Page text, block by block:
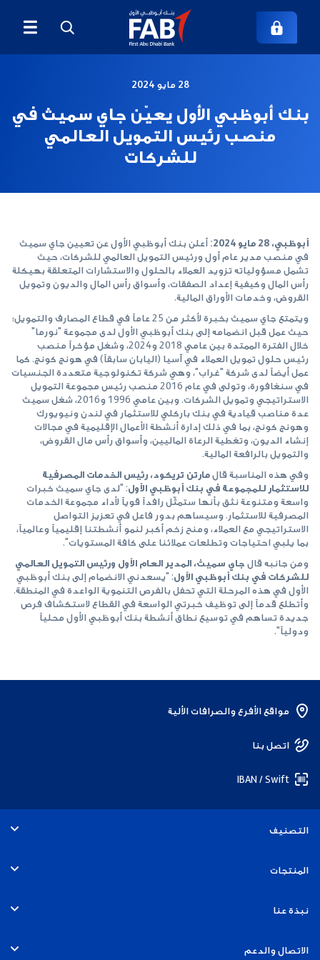
28 مايو 2024
بنك أبوظبي الأول يعيّن جاي سميث في
منصب رئيس التمويل العالمي
للشركات
أبوظبي، 28 مايو 2024:
أعلن بنك أبوظبي الأول عن تعيين جاي سميث
في منصب مدير عام أول ورئيس التمويل العالمي للشركات، حيث
تشمل مسؤولياته تزويد العملاء بالحلول والاستشارات المتعلقة بهيكلة
رأس المال وكيفية إعداد الصفقات، وأسواق رأس المال والديون وتمويل
القروض، وخدمات الأوراق المالية.
ويتمتع جاي سميث بخبرة لأكثر من 25 عاماً في قطاع المصارف والتمويل؛
حيث عمل قبل انضمامه إلى بنك أبوظبي الأول لدى مجموعة "نورما"
خلال الفترة الممتدة بين عامي 2018 و2024، وشغل مؤخراً منصب
رئيس حلول تمويل العملاء في آسيا (اليابان سابقاً) في هونج كونج. كما
عمل أيضاً لدى شركة "غراب"، وهي شركة تكنولوجية متعددة الجنسيات
في سنغافورة، وتولى في عام 2016 منصب رئيس مجموعة التمويل
الاستراتيجي وتمويل الشركات. وبين عامي 1996 و2016، شغل سميث
عدة مناصب قيادية في بنك باركلي للاستثمار في لندن ونيويورك
وهونج كونج، بما في ذلك إدارة أنشطة الأعمال الإقليمية في مجالات
إنشاء الديون، وتغطية الرعاة الماليين، وأسواق رأس مال القروض،
والتمويل بالرافعة المالية.
وفي هذه المناسبة قالمارتن تريكود، رئيس الخدمات المصرفية
للاستثمار للمجموعة في بنك أبوظبي الأول: "لدى جاي سميث خبرات
واسعة ومتنوعة نثق بأنها ستمثّل رافداً قوياً لأداء مجموعة الخدمات
المصرفية للاستثمار. وسيساهم بدور فاعل في تعزيز التواصل
الاستراتيجي مع العملاء، ومنح زخم أكبر لنمو أنشطتنا إقليمياً وعالمياً،
بما يلبي احتياجات وتطلعات عملائنا على كافة المستويات".
ومن جانبه قال جاي سميث، المدير العام الأول ورئيس التمويل العالمي
للشركات في بنك أبوظبي الأول: "يسعدني الانضمام إلى بنك أبوظبي
الأول في هذه المرحلة التي تحفل بالفرص التنموية الواعدة في المنطقة.
وأتطلع قدماً إلى توظيف خبرتي الواسعة في القطاع لاستكشاف فرص
جديدة تساهم في توسيع نطاق أنشطة بنك أبوظبي الأول محلياً
ودولياً".
مواقع الأفرع والصرافات الألية
اتصل بنا
IBAN / Swift
التصنيف
الأفراد
المنتجات
الحسابات
نبذة عنا
التوظيف
الاتصال والدعم